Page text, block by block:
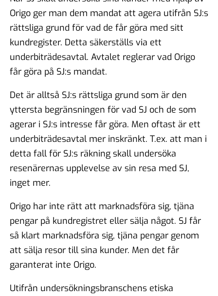
Origo ger man dem mandat att agera utifrån SJ:s
rättsliga grund för vad de får göra med sitt
kundregister. Detta säkerställs via ett
underbiträdesavtal. Avtalet reglerar vad Origo
får göra på SJ:s mandat.
Det är alltså SJ:s rättsliga grund som är den
yttersta begränsningen för vad SJ och de som
agerar i SJ:s intresse får göra. Men oftast är ett
underbiträdesavtal mer inskränkt. T.ex. att man i
detta fall för SJ:s räkning skall undersöka
resenärernas upplevelse av sin resa med SJ,
inget mer.
Origo har inte rätt att marknadsföra sig, tjäna
pengar på kundregistret eller sälja något. SJ får
så klart marknadsföra sig, tjäna pengar genom
att sälja resor till sina kunder. Men det får
garanterat inte Origo.
Utifrån undersökningsbranschens etiska